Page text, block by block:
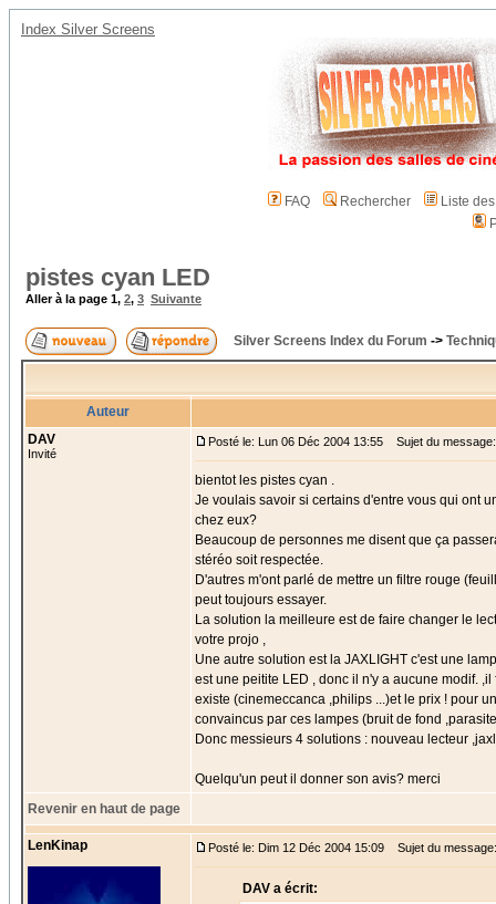
Index Silver Screens
FAQ Rechercher
Liste
pistes cyan LED
Aller à la page 1, 2, 3 Suivante
Silver Screens Index du Forum ->
Auteur
DAV
Invité
Posté le: Lun 06 Déc 2004 13:55 Sujet du
bientot les pistes cyan .
Je voulais savoir si certains d'entre vous qui ont
chez eux?
Beaucoup de personnes me disent que ça
stéréo soit respectée.
D'autres m'ont parlé de mettre un filtre rouge
peut toujours essayer.
La solution la meilleure est de faire changer le
votre projo ,
Une autre solution est la JAXLIGHT c'est une
est une peitite LED , donc il n'y a aucune modif.
existe (cinemeccanca ,philips ...)et le prix ! pour
convaincus par ces lampes (bruit de fond
Donc messieurs 4 solutions : nouveau lecteur
Quelqu'un peut il donner son avis? merci
Revenir en haut de page
LenKinap Posté le: Dim 12 Déc 2004 15:09 Sujet du
DAV a écrit: